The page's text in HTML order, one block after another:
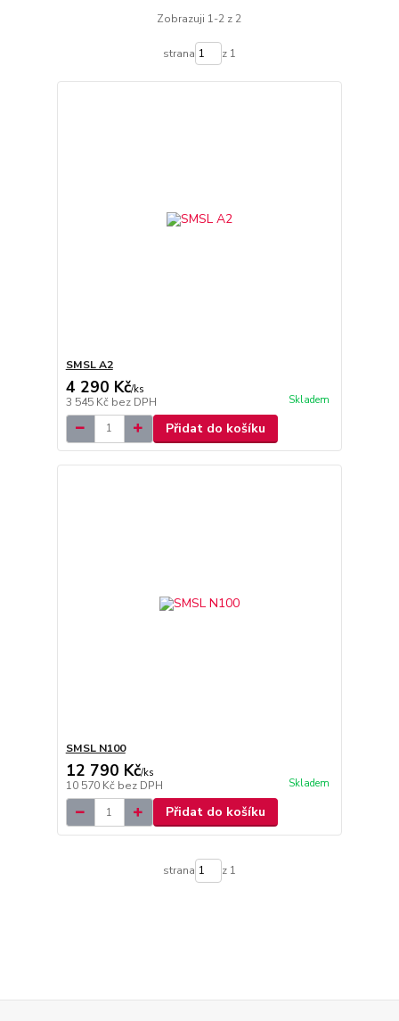
Zobrazuji 1-2 z 2
strana z 1
SMSL A2
4 290 Kč/ks
3 545 Kč bez DPH Skladem
Přidat do košíku
SMSL N100
12 790 Kč/ks
10 570 Kč bez DPH Skladem
Přidat do košíku
strana z 1